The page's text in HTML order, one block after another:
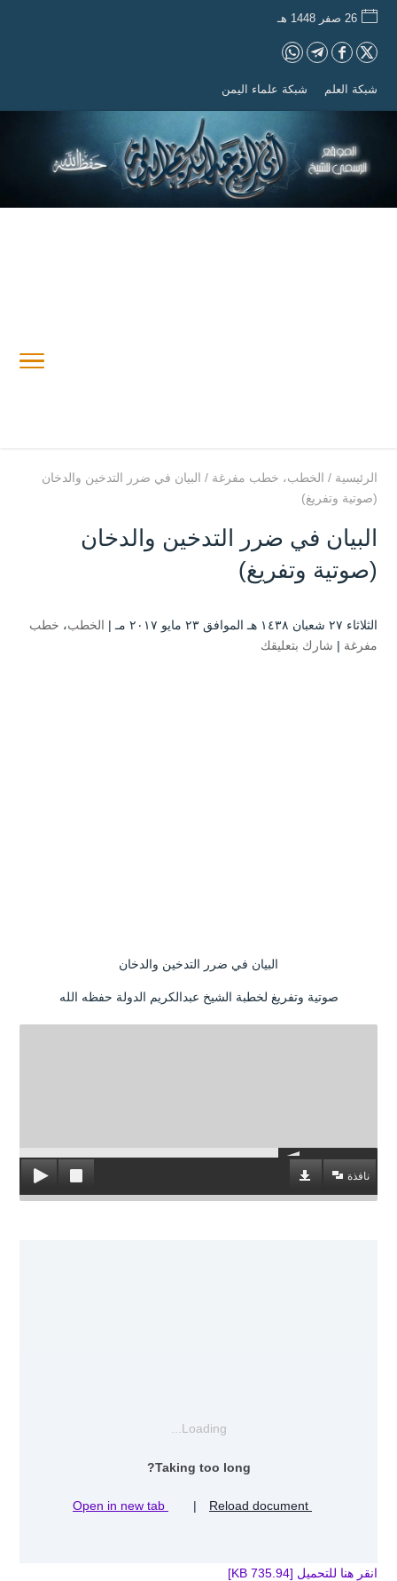
26 صفر 1448 هـ
شبكة العلم شبكة علماء اليمن
الرئيسية / الخطب، خطب مفرغة / البيان في ضرر التدخين والدخان
(صوتية وتفريغ)
البيان في ضرر التدخين والدخان
(صوتية وتفريغ)
الثلاثاء ۲۷ شعبان ۱٤۳۸ هـ الموافق ۲۳ مايو ۲۰۱۷ مـ | الخطب، خطب
مفرغة | شارك بتعليقك
البيان في ضرر التدخين والدخان
صوتية وتفريغ لخطبة الشيخ عبدالكريم الدولة حفظه الله
نافذة
Loading...
Taking too long?
|
انقر هنا للتحميل [735.94 KB]